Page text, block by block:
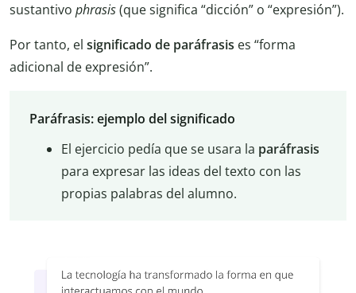
sustantivo phrasis(que significa “dicción” o “expresión”).
Por tanto, el significado de paráfrasis es “forma
adicional de expresión”.
Paráfrasis: ejemplo del significado
El ejercicio pedía que se usara la paráfrasis
para expresar las ideas del texto con las
propias palabras del alumno.